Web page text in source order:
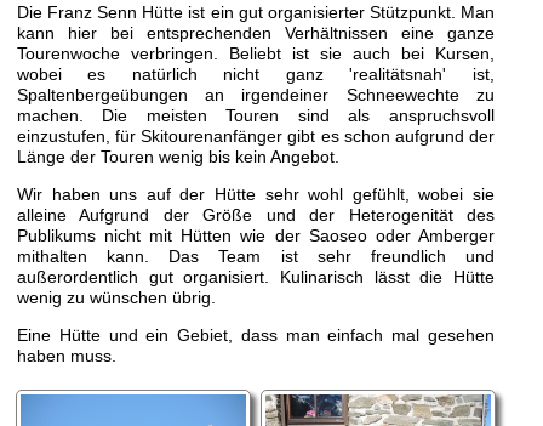
Die Franz Senn Hütte ist ein gut organisierter Stützpunkt. Man
kann hier bei entsprechenden Verhältnissen eine ganze
Tourenwoche verbringen. Beliebt ist sie auch bei Kursen,
wobei es natürlich nicht ganz 'realitätsnah' ist,
Spaltenbergeübungen an irgendeiner Schneewechte zu
machen. Die meisten Touren sind als anspruchsvoll
einzustufen, für Skitourenanfänger gibt es schon aufgrund der
Länge der Touren wenig bis kein Angebot.
Wir haben uns auf der Hütte sehr wohl gefühlt, wobei sie
alleine Aufgrund der Größe und der Heterogenität des
Publikums nicht mit Hütten wie der Saoseo oder Amberger
mithalten kann. Das Team ist sehr freundlich und
außerordentlich gut organisiert. Kulinarisch lässt die Hütte
wenig zu wünschen übrig.
Eine Hütte und ein Gebiet, dass man einfach mal gesehen
haben muss.